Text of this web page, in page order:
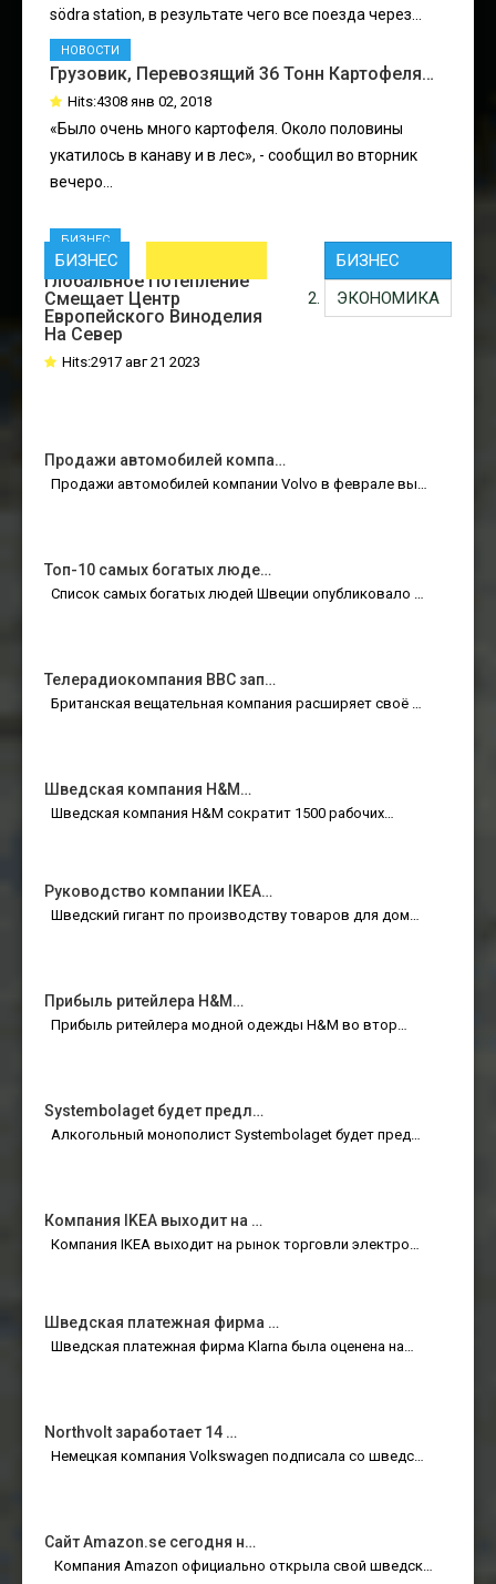
södra station, в результате чего все поезда через...
Грузовик, Перевозящий 36 Тонн Картофеля…
Hits:4308 янв 02, 2018
НОВОСТИ
«Было очень много картофеля. Около половины
укатилось в канаву и в лес», - сообщил во вторник
вечеро...
БИЗНЕС
БИЗНЕС
ЭКОНОМИКА
Шведское Вино: Как
Глобальное Потепление
Смещает Центр
Европейского Виноделия
На Север
Hits:2917 авг 21 2023
БИЗНЕС
Продажи автомобилей компа…
Продажи автомобилей компании Volvo в феврале вы…
Топ-10 самых богатых люде…
Список самых богатых людей Швеции опубликовало …
Телерадиокомпания BBC зап…
Британская вещательная компания расширяет своё …
Шведская компания H&M…
Шведская компания H&M сократит 1500 рабочих…
Руководство компании IKEA…
Шведский гигант по производству товаров для дом…
Прибыль ритейлера H&M…
Прибыль ритейлера модной одежды H&M во втор…
Systembolaget будет предл…
Алкогольный монополист Systembolaget будет пред…
Компания IKEA выходит на …
Компания IKEA выходит на рынок торговли электро…
Шведская платежная фирма …
Шведская платежная фирма Klarna была оценена на…
Northvolt заработает 14 …
Немецкая компания Volkswagen подписала со шведс…
Сайт Amazon.se сегодня н…
Компания Amazon официально открыла свой шведск…